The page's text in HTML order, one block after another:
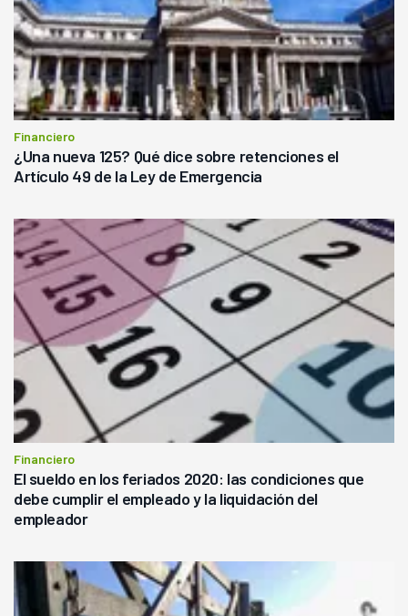
Financiero
¿Una nueva 125? Qué dice sobre retenciones el
Artículo 49 de la Ley de Emergencia
Financiero
El sueldo en los feriados 2020: las condiciones que
debe cumplir el empleado y la liquidación del
empleador